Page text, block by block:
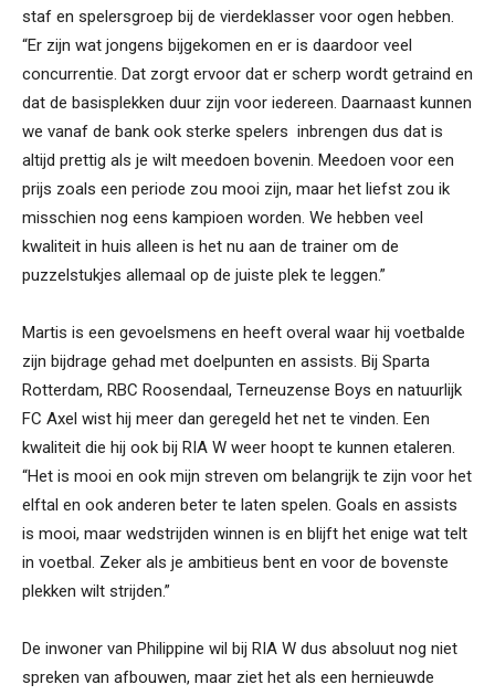
staf en spelersgroep bij de vierdeklasser voor ogen hebben.
“Er zijn wat jongens bijgekomen en er is daardoor veel
concurrentie. Dat zorgt ervoor dat er scherp wordt getraind en
dat de basisplekken duur zijn voor iedereen. Daarnaast kunnen
we vanaf de bank ook sterke spelers inbrengen dus dat is
altijd prettig als je wilt meedoen bovenin. Meedoen voor een
prijs zoals een periode zou mooi zijn, maar het liefst zou ik
misschien nog eens kampioen worden. We hebben veel
kwaliteit in huis alleen is het nu aan de trainer om de
puzzelstukjes allemaal op de juiste plek te leggen.”
Martis is een gevoelsmens en heeft overal waar hij voetbalde
zijn bijdrage gehad met doelpunten en assists. Bij Sparta
Rotterdam, RBC Roosendaal, Terneuzense Boys en natuurlijk
FC Axel wist hij meer dan geregeld het net te vinden. Een
kwaliteit die hij ook bij RIA W weer hoopt te kunnen etaleren.
“Het is mooi en ook mijn streven om belangrijk te zijn voor het
elftal en ook anderen beter te laten spelen. Goals en assists
is mooi, maar wedstrijden winnen is en blijft het enige wat telt
in voetbal. Zeker als je ambitieus bent en voor de bovenste
plekken wilt strijden.”
De inwoner van Philippine wil bij RIA W dus absoluut nog niet
spreken van afbouwen, maar ziet het als een hernieuwde